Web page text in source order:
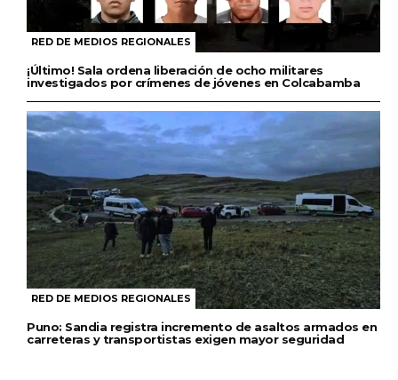
RED DE MEDIOS REGIONALES
¡Último! Sala ordena liberación de ocho militares
investigados por crímenes de jóvenes en Colcabamba
RED DE MEDIOS REGIONALES
Puno: Sandia registra incremento de asaltos armados en
carreteras y transportistas exigen mayor seguridad